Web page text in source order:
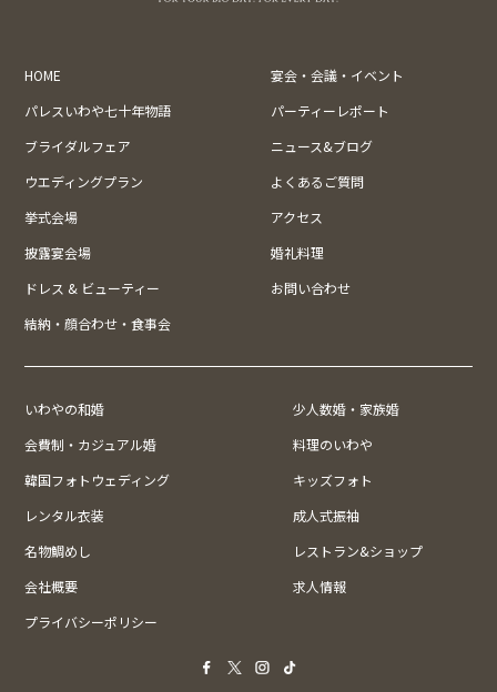
HOME
宴会・会議・イベント
パレスいわや七十年物語
パーティーレポート
ブライダルフェア
ニュース&ブログ
ウエディングプラン
よくあるご質問
挙式会場
アクセス
披露宴会場
婚礼料理
ドレス & ビューティー
お問い合わせ
結納・顔合わせ・食事会
いわやの和婚
少人数婚・家族婚
会費制・カジュアル婚
料理のいわや
韓国フォトウェディング
キッズフォト
レンタル衣装
成人式振袖
名物鯛めし
レストラン&ショップ
会社概要
求人情報
プライバシーポリシー